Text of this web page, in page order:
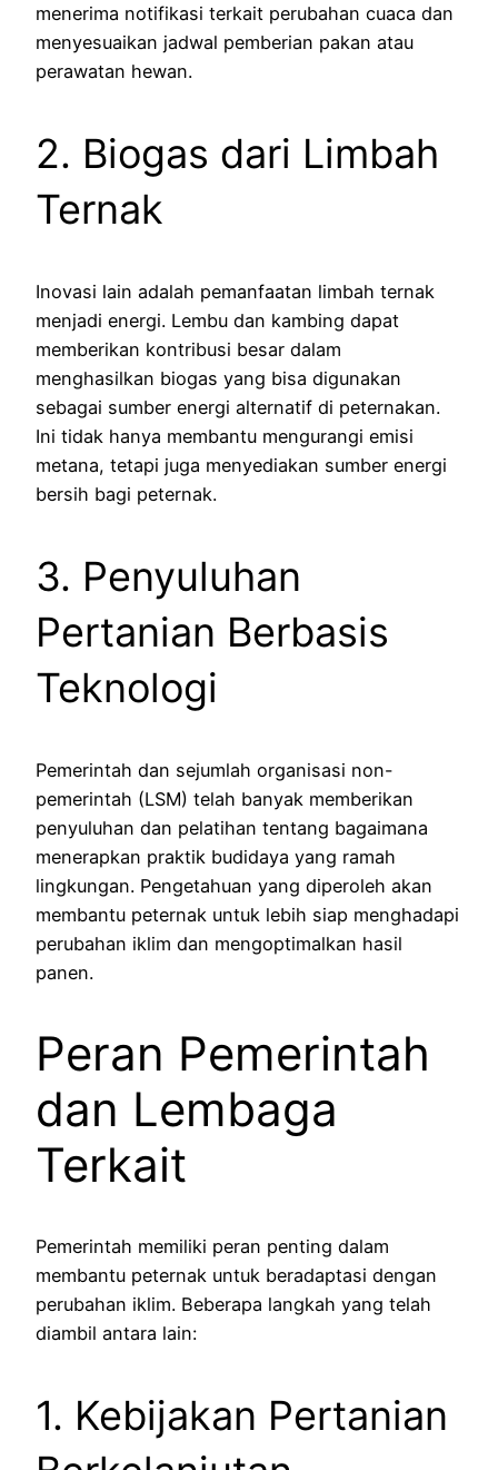
menerima notifikasi terkait perubahan cuaca dan
menyesuaikan jadwal pemberian pakan atau
perawatan hewan.
2. Biogas dari Limbah
Ternak
Inovasi lain adalah pemanfaatan limbah ternak
menjadi energi. Lembu dan kambing dapat
memberikan kontribusi besar dalam
menghasilkan biogas yang bisa digunakan
sebagai sumber energi alternatif di peternakan.
Ini tidak hanya membantu mengurangi emisi
metana, tetapi juga menyediakan sumber energi
bersih bagi peternak.
3. Penyuluhan
Pertanian Berbasis
Teknologi
Pemerintah dan sejumlah organisasi non-
pemerintah (LSM) telah banyak memberikan
penyuluhan dan pelatihan tentang bagaimana
menerapkan praktik budidaya yang ramah
lingkungan. Pengetahuan yang diperoleh akan
membantu peternak untuk lebih siap menghadapi
perubahan iklim dan mengoptimalkan hasil
panen.
Peran Pemerintah
dan Lembaga
Terkait
Pemerintah memiliki peran penting dalam
membantu peternak untuk beradaptasi dengan
perubahan iklim. Beberapa langkah yang telah
diambil antara lain:
1. Kebijakan Pertanian